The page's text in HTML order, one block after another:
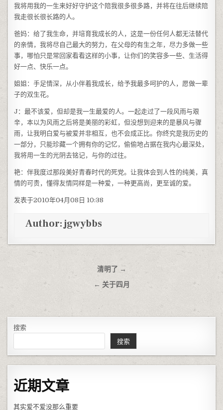
我将用我的一生来好好守护这个陪我很多很多路，并将在往后继续陪
我走很长很长路的人。
爸妈：给了我生命，并培育我成长的人，这是一份任何人都无法替代
的亲情，我将尽自己最大的努力，在父母的有生之年，尽力多做一些
事，哪怕只是常回家看看这样的小事，让你们的笑容多一些、生活得
好一点、快乐一点。
姐姐：手足情深，从小伴着我成长，给予我最多呵护的人，愿做一辈
子的双生花。
J：最不该爱，但却是我一生最爱的人。一起走过了一段风雨与艰
辛，本以为风雨之后将是美丽的彩虹，但没想到迎来的是暴风与骤
雨，让我明白爱与被爱并非相互，也不会成正比。你终究是我历史的
一部分，只能珍藏一个拥有你的记忆，偷偷地占据在我内心最深处，
我将用一生的光阴去铭记，与你的过往。
艳：伴我度过那段美好青春时代的死党。让我体会到人性的纯美，真
情的可贵，懂得友情同样是一种爱，一种更高尚，更至诚的爱。
发表于2010年04月08日 10:38
Author:jgwybbs
清明了 →
← 关于四月
搜索
搜索
近期文章
其实爱不爱没那么重要